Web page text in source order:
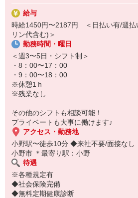
・レクリエーションのサポート
・食事や入浴などの介助業務
・車での送迎 ※希望者のみ など
無資格・未経験の方でも大歓迎！
先輩スタッフが丁寧にサポートするので
さらに！
資格取得支援制度を使って、
働きながら資格取得が目指せます☆
ぜひお気軽にご応募ください♪
給与
時給1450円〜2187円 ＜日払い有/週払
リン代含む)＞
勤務時間・曜日
＜週3〜5日・シフト制＞
・8：00〜17：00
・9：00〜18：00
※休憩1ｈ
※残業なし
その他のシフトも相談可能！
プライベートも大事に働けます♪
アクセス・勤務地
小野駅〜徒歩10分 ◆来社不要/面接なし
小野市 ＊最寄り駅：小野
待遇
※各種規定有
◆社会保険完備
◆無料定期健康診断